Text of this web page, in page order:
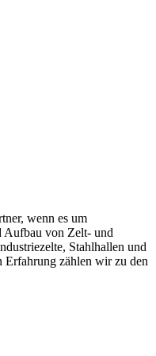
wenn es um
Aufbau von Zelt- und
Stahlhallen und
Erfahrung zählen wir zu den